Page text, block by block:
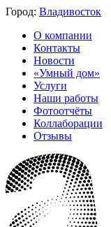
Город: Владивосток
О компании
Контакты
Новости
«Умный дом»
Услуги
Наши работы
Фотоотчёты
Коллаборации
Отзывы